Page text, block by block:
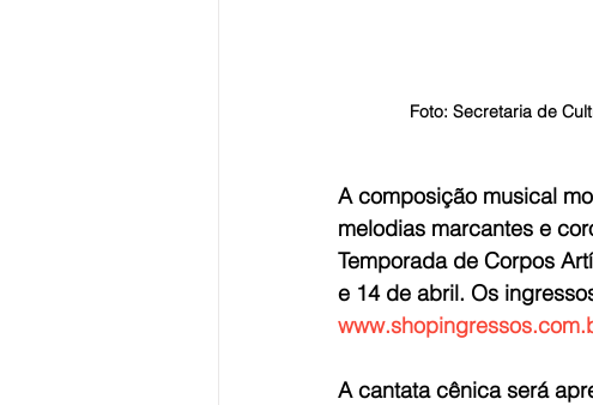
Foto: Secretaria de
A composição musical
melodias marcantes e
Temporada de Corpos
e 14 de abril. Os
A cantata cênica será